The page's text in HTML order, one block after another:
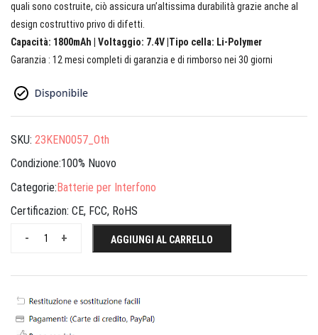
quali sono costruite, ciò assicura un’altissima durabilità grazie anche al
design costruttivo privo di difetti.
Capacità: 1800mAh | Voltaggio: 7.4V |Tipo cella: Li-Polymer
Garanzia : 12 mesi completi di garanzia e di rimborso nei 30 giorni
SKU: 23KEN0057_Oth
Condizione:100% Nuovo
Categorie:Batterie per Interfono
Certificazion: CE, FCC, RoHS
+
- AGGIUNGI AL CARRELLO